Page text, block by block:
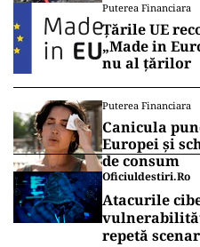
Puterea Financiara
Țările UE
„Made in
nu al țărilor
Puterea Financiara
Canicula
Europei și
de consum
Oficiuldestiri.ro
Atacurile
repetă